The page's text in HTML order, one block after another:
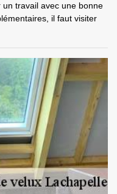
travail avec une bonne
il faut visiter